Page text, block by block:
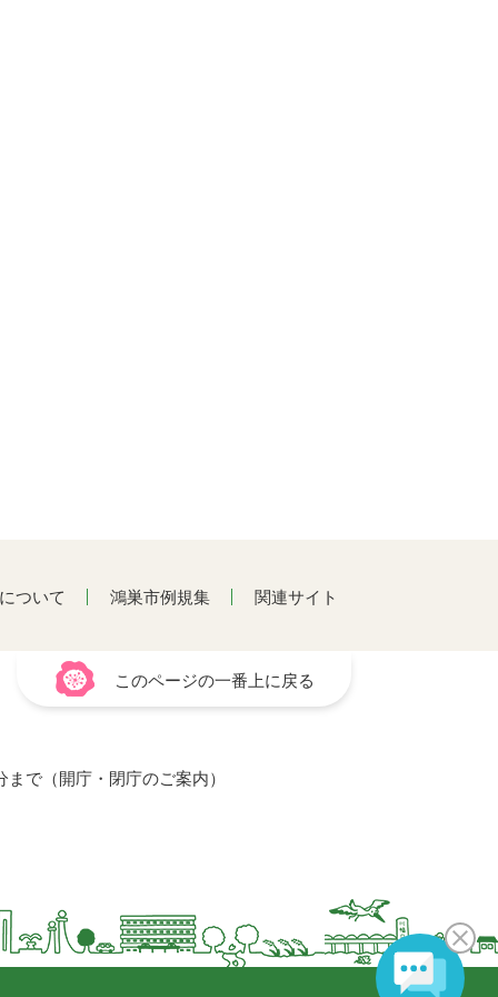
ついて 鴻巣市例規集 関連サイト
このページの一番上に戻る
で（開庁・閉庁のご案内）